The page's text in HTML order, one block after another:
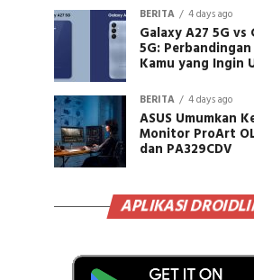
BERITA 4 days ago
Galaxy A27 5G vs
5G:
Kamu yang Ingin
BERITA 4 days ago
ASUS Umumkan
Monitor ProArt
dan PA329CDV
APLIKASI